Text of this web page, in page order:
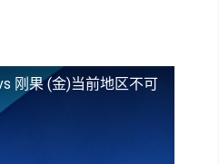
刚果 (金)当前地区不可